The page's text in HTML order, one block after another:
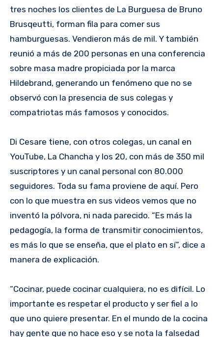
tres noches los clientes de La Burguesa de Bruno
Brusqeutti, forman fila para comer sus
hamburguesas. Vendieron más de mil. Y también
reunió a más de 200 personas en una conferencia
sobre masa madre propiciada por la marca
Hildebrand, generando un fenómeno que no se
observó con la presencia de sus colegas y
compatriotas más famosos y conocidos.
Di Cesare tiene, con otros colegas, un canal en
YouTube, La Chancha y los 20, con más de 350 mil
suscriptores y un canal personal con 80.000
seguidores. Toda su fama proviene de aquí. Pero
con lo que muestra en sus videos vemos que no
inventó la pólvora, ni nada parecido. “Es más la
pedagogía, la forma de transmitir conocimientos,
es más lo que se enseña, que el plato en sí”, dice a
manera de explicación.
“Cocinar, puede cocinar cualquiera, no es difícil. Lo
importante es respetar el producto y ser fiel a lo
que uno quiere presentar. En el mundo de la cocina
hay gente que no hace eso y se nota la falsedad